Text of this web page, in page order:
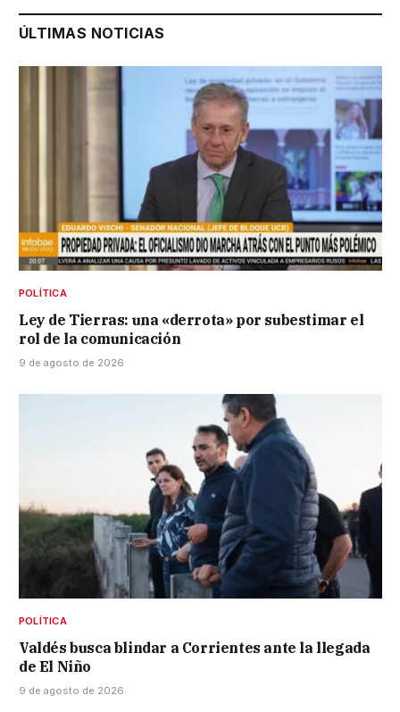
ÚLTIMAS NOTICIAS
POLÍTICA
Ley de Tierras: una «derrota» por subestimar el
rol de la comunicación
9 de agosto de 2026
POLÍTICA
Valdés busca blindar a Corrientes ante la llegada
de El Niño
9 de agosto de 2026